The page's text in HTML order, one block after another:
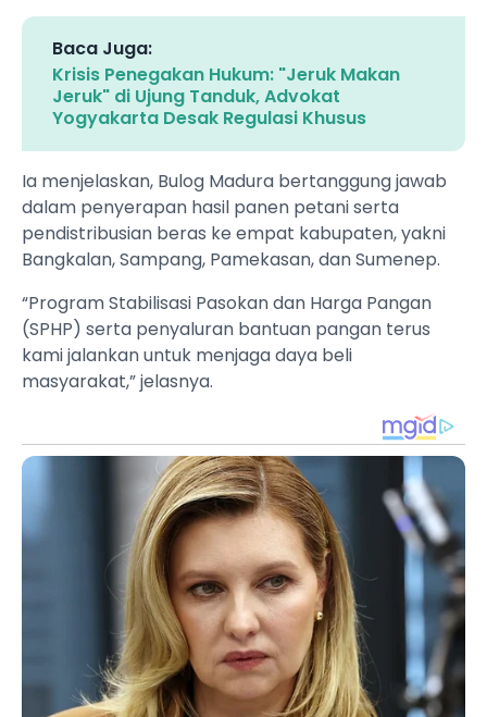
Baca Juga:
Krisis Penegakan Hukum: "Jeruk Makan
Jeruk" di Ujung Tanduk, Advokat
Yogyakarta Desak Regulasi Khusus
Ia menjelaskan, Bulog Madura bertanggung jawab
dalam penyerapan hasil panen petani serta
pendistribusian beras ke empat kabupaten, yakni
Bangkalan, Sampang, Pamekasan, dan Sumenep.
“Program Stabilisasi Pasokan dan Harga Pangan
(SPHP) serta penyaluran bantuan pangan terus
kami jalankan untuk menjaga daya beli
masyarakat,” jelasnya.